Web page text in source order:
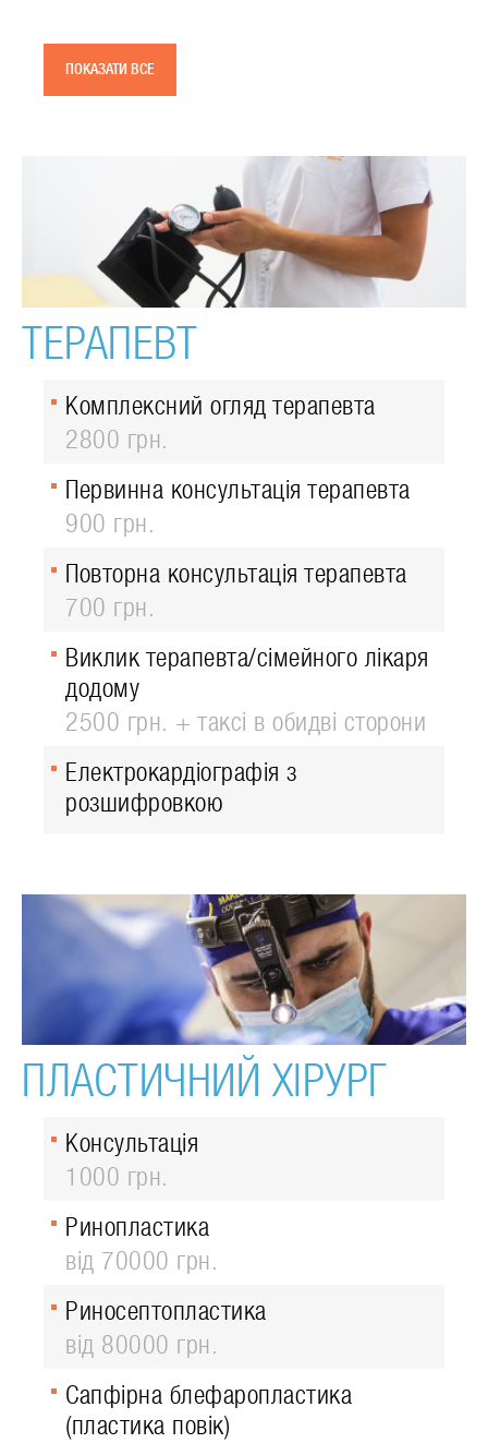
ПОКАЗАТИ ВСЕ
ТЕРАПЕВТ
Комплексний огляд терапевта
2800 грн.
Первинна консультація терапевта
900 грн.
Повторна консультація терапевта
700 грн.
Виклик терапевта/сімейного лікаря
додому
2500 грн. + таксі в обидві сторони
Електрокардіографія з
розшифровкою
ПЛАСТИЧНИЙ ХІРУРГ
Консультація
1000 грн.
Ринопластика
від 70000 грн.
Риносептопластика
від 80000 грн.
Сапфірна блефаропластика
(пластика повік)